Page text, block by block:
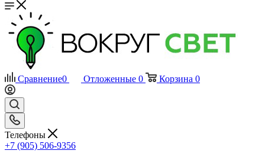
Сравнение0 Отложенные 0 Корзина 0
Телефоны
+7 (905) 506-9356